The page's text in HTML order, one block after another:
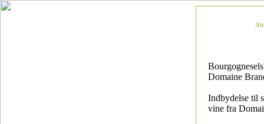
Domaine
Indbydelse til
vine fra